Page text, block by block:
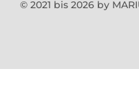
© 2021 bis 2026 by